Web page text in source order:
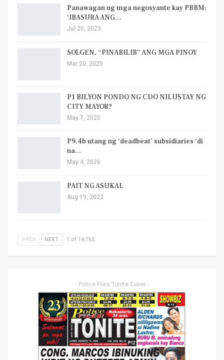
Panawagan ng mga negosyante kay PBBM:
‘IBASURA ANG…
Jul 20, 2023
SOLGEN, “PINABILIB” ANG MGA PINOY
Mar 20, 2025
P1 BILYON PONDO NG CDO NILUSTAY NG
CITY MAYOR?
May 7, 2025
P9.4b utang ng ‘deadbeat’ subsidiaries ‘di
na…
May 4, 2026
PAIT NG ASUKAL
Aug 19, 2022
PREV NEXT 1 of 14,765
- Police Files Tonite Cover -